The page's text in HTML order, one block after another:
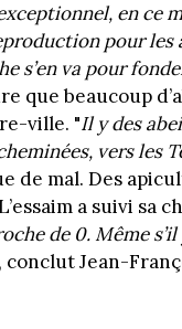
en ce
pour
s’en va pour
que beaucoup
ville. "Il y des
vers les
de mal. Des
a suivi sa
de 0. Même
conclut Jean-